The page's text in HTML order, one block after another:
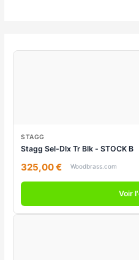
STAGG
Stagg Sel-Dlx Tr Blk - STOCK B
325,00 € Woodbrass.com
Voir